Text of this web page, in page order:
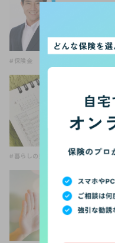
#保険金
#暮らしの知識